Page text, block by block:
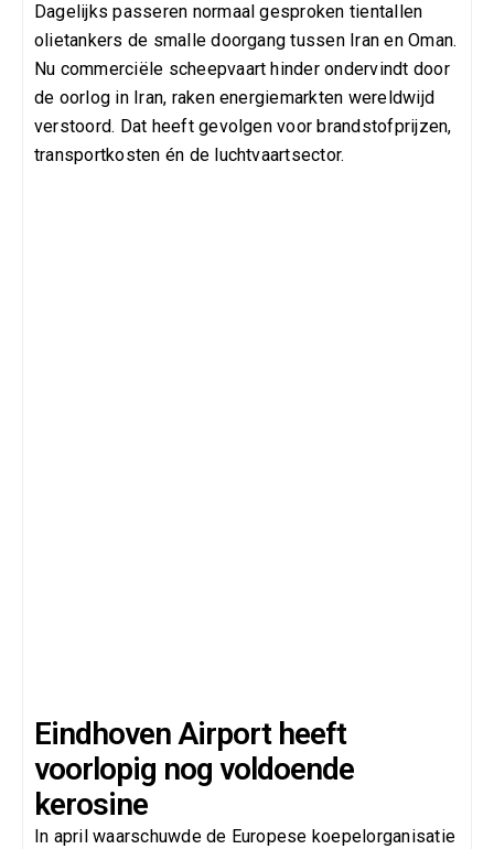
Dagelijks passeren normaal gesproken tientallen
olietankers de smalle doorgang tussen Iran en Oman.
Nu commerciële scheepvaart hinder ondervindt door
de oorlog in Iran, raken energiemarkten wereldwijd
verstoord. Dat heeft gevolgen voor brandstofprijzen,
transportkosten én de luchtvaartsector.
Eindhoven Airport heeft
voorlopig nog voldoende
kerosine
In april waarschuwde de Europese koepelorganisatie